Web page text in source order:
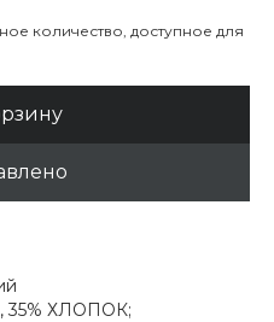
количество, доступное для
ХЛОПОК;